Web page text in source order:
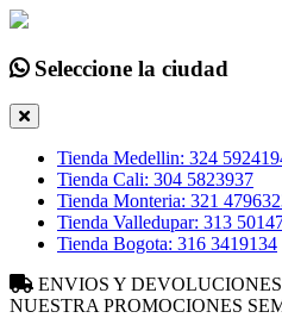
Seleccione la ciudad
Tienda Medellin: 324
Tienda Cali: 304 5823937
Tienda Monteria: 321
Tienda Valledupar: 313
Tienda Bogota: 316 3419134
ENVIOS Y
NUESTRA PROMOCIONES